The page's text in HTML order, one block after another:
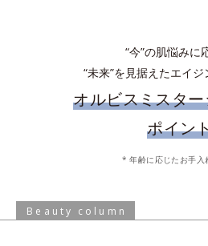
すべなめらか肌に。
化粧水で肌を整えた後、手のひらに
“今”の肌悩みに
“未来”を見据えたエイジ
オルビスミスタ
ポイン
* 年齢に応じたお手入
Beauty column